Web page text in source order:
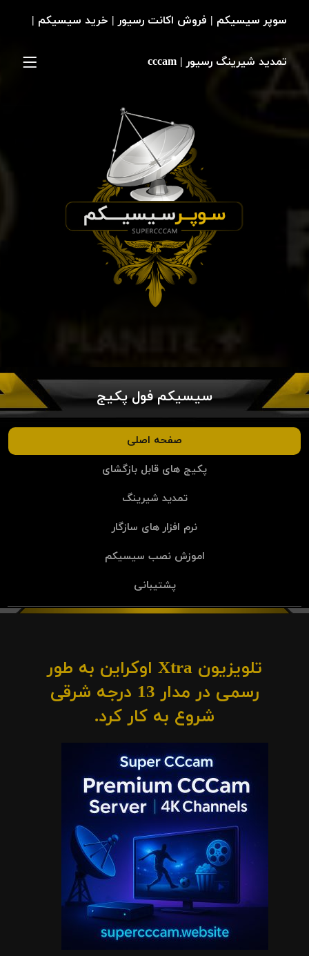
سیسیکم فول پکیج
صفحه اصلی
پکیج های قابل بازگشای
تمدید شیرینگ
نرم افزار های سازگار
اموزش نصب سیسیکم
پشتیبانی
تلویزیون Xtra اوکراین به طور
رسمی در مدار 13 درجه شرقی
شروع به کار کرد.
سوپر سیسیکم | فروش اکانت رسیور | خرید سیسیکم |
تمدید شیرینگ رسیور | cccam